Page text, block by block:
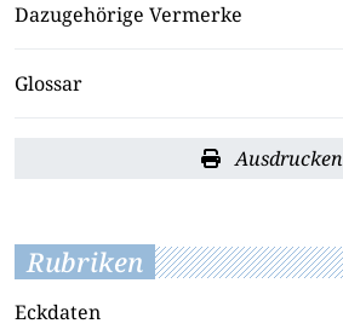
Dazugehörige Vermerke
Glossar
Ausdrucken
Rubriken
Eckdaten